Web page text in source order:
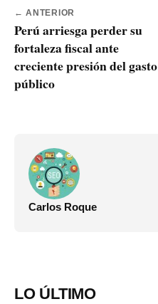
← ANTERIOR
Perú arriesga perder su
fortaleza fiscal ante
creciente presión del gasto
público
Carlos Roque
LO ÚLTIMO